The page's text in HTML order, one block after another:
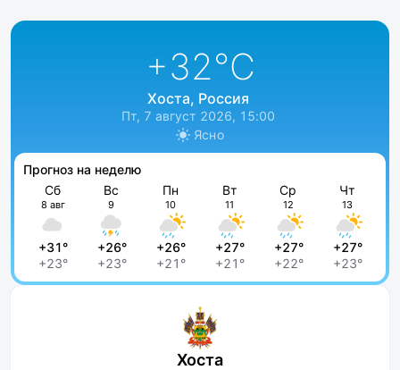
+32°C
Хоста, Россия
Пт, 7 август 2026, 15:00
Ясно
Прогноз на неделю
Сб
8 авг
+31°
+23°
Вс
9
+26°
+23°
Пн
10
+26°
+21°
Вт
11
+27°
+21°
Ср
12
+27°
+22°
Чт
13
+27°
+23°
Хоста